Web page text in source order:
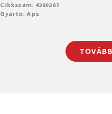
Cikkszám: 4380367
Gyártó: Aps